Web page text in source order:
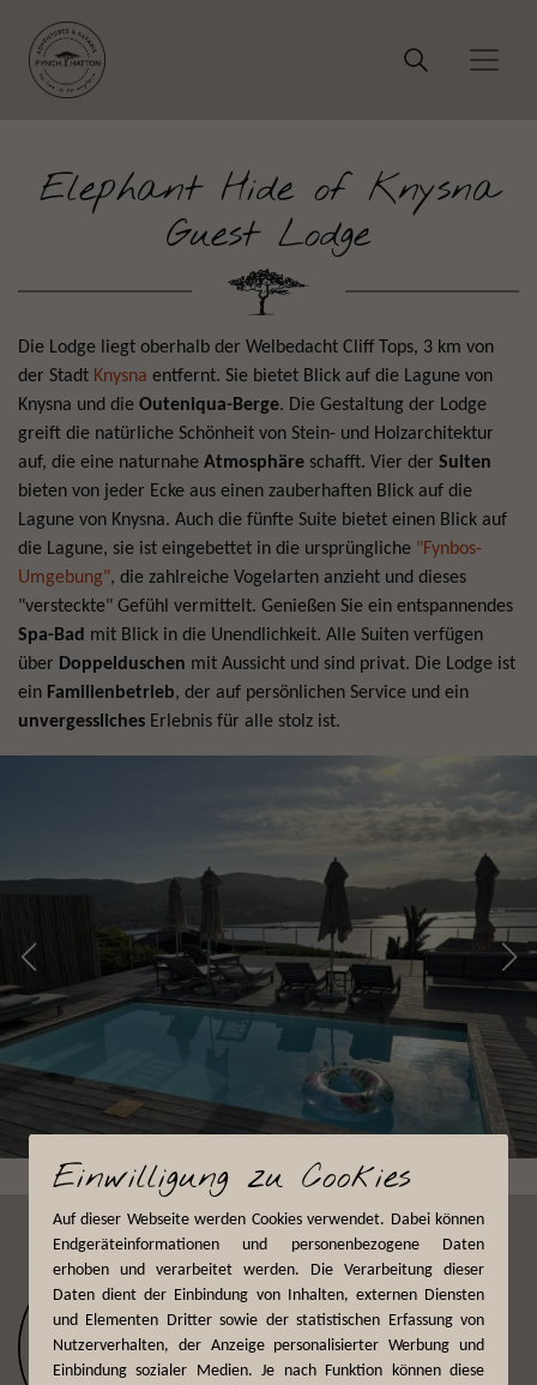
Elephant Hide of Knysna
Guest Lodge
Die Lodge liegt oberhalb der Welbedacht Cliff Tops, 3 km von
der Stadt Knysna entfernt. Sie bietet Blick auf die Lagune von
Knysna und die Outeniqua-Berge. Die Gestaltung der Lodge
greift die natürliche Schönheit von Stein- und Holzarchitektur
auf, die eine naturnahe Atmosphäre schafft. Vier der Suiten
bieten von jeder Ecke aus einen zauberhaften Blick auf die
Lagune von Knysna. Auch die fünfte Suite bietet einen Blick auf
die Lagune, sie ist eingebettet in die ursprüngliche "Fynbos-
Umgebung", die zahlreiche Vogelarten anzieht und dieses
"versteckte" Gefühl vermittelt. Genießen Sie ein entspannendes
Spa-Bad mit Blick in die Unendlichkeit. Alle Suiten verfügen
über Doppelduschen mit Aussicht und sind privat. Die Lodge ist
ein Familienbetrieb, der auf persönlichen Service und ein
unvergessliches Erlebnis für alle stolz ist.
Einwilligung zu Cookies
Auf dieser Webseite werden Cookies verwendet. Dabei können
Endgeräteinformationen und personenbezogene Daten
erhoben und verarbeitet werden. Die Verarbeitung dieser
Daten dient der Einbindung von Inhalten, externen Diensten
und Elementen Dritter sowie der statistischen Erfassung von
Nutzerverhalten, der Anzeige personalisierter Werbung und
Einbindung sozialer Medien. Je nach Funktion können diese